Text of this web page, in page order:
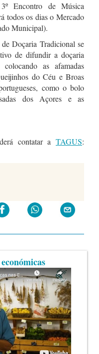
Encontro de Música
todos os dias o Mercado
Municipal).
Doçaria Tradicional se
de difundir a doçaria
as afamadas
do Céu e Broas
como o bolo
dos Açores e as
contatar a TAGUS: